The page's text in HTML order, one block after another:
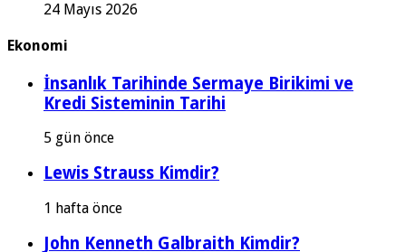
24 Mayıs 2026
Ekonomi
İnsanlık Tarihinde Sermaye Birikimi ve
Kredi Sisteminin Tarihi
5 gün önce
Lewis Strauss Kimdir?
1 hafta önce
John Kenneth Galbraith Kimdir?